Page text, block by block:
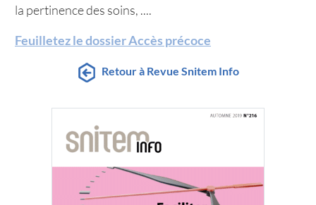
la pertinence des soins, ....
Feuilletez le dossier Accès précoce
Retour à Revue Snitem Info